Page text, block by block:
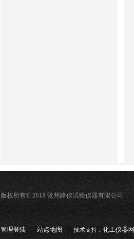
版权所有© 2018 沧州路仪试验仪器有限公司
管理登陆 站点地图 技术支持：化工仪器网